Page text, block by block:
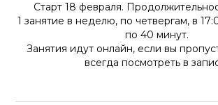
Старт 18 февраля.
1 занятие в неделю, по четвергам, в
по 40 минут.
Занятия идут онлайн, если вы
всегда посмотреть в